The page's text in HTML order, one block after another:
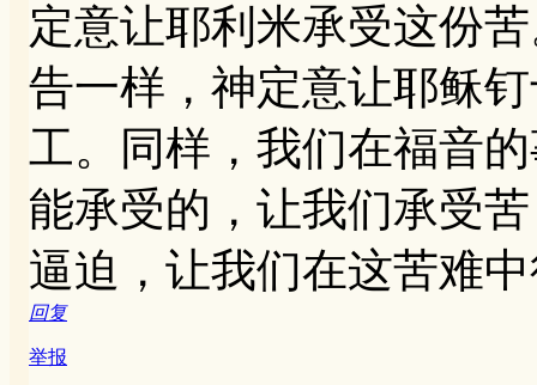
定意让耶利米承受这份
告一样，神定意让耶稣
工。同样，我们在福音
能承受的，让我们承受
逼迫，让我们在这苦难
回复
举报